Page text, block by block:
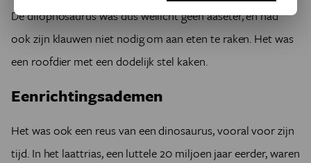
De dilophosaurus was dus wellicht geen aaseter, en had
ook zijn klauwen niet nodig om aan eten te raken. Het was
een roofdier met een dodelijk stel kaken.
Eenrichtingsademen
Het was ook een reus van een dinosaurus, vooral voor zijn
tijd. In het laattrias, een luttele 20 miljoen jaar eerder, waren